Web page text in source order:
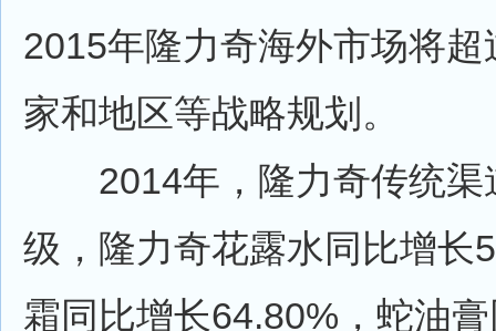
2015年隆力奇海外市场将
家和地区等战略规划。
2014年，隆力奇传统渠
级，隆力奇花露水同比增长
霜同比增长64.80%，蛇油